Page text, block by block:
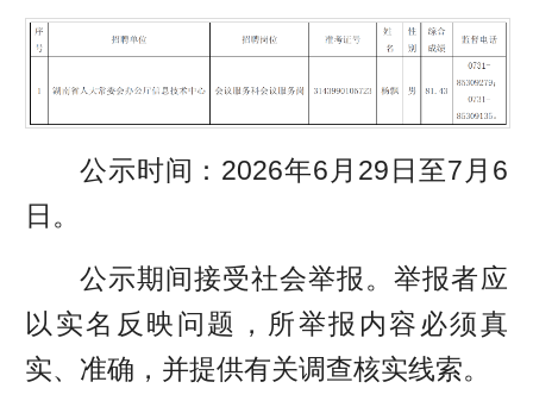
公示时间：2026年6月29日至7月6
日。
公示期间接受社会举报。举报者应
以实名反映问题，所举报内容必须真
实、准确，并提供有关调查核实线索。